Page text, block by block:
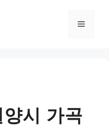
메
시 가곡